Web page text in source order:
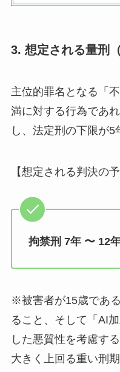
3. 想定される量刑
主位的罪名となる「
満に対する行為であ
し、法定刑の下限が5
【想定される判決の予
拘禁刑 7年 〜 12
※被害者が15歳であ
ること、そして「AI
した悪質性を考慮す
大きく上回る重い刑